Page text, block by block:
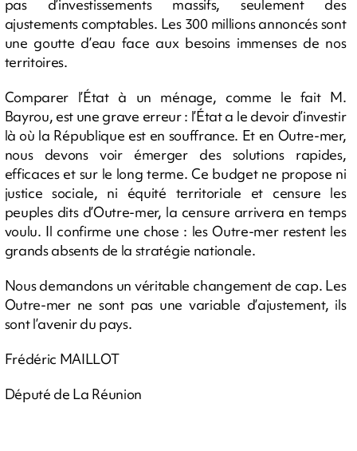
pas d’investissements massifs, seulement des
ajustements comptables. Les 300 millions annoncés sont
une goutte d’eau face aux besoins immenses de nos
territoires.
Comparer l’État à un ménage, comme le fait M.
Bayrou, est une grave erreur : l’État a le devoir d’investir
là où la République est en souffrance. Et en Outre-mer,
nous devons voir émerger des solutions rapides,
efficaces et sur le long terme. Ce budget ne propose ni
justice sociale, ni équité territoriale et censure les
peuples dits d’Outre-mer, la censure arrivera en temps
voulu. Il confirme une chose : les Outre-mer restent les
grands absents de la stratégie nationale.
Nous demandons un véritable changement de cap. Les
Outre-mer ne sont pas une variable d’ajustement, ils
sont l’avenir du pays.
Frédéric MAILLOT
Député de La Réunion